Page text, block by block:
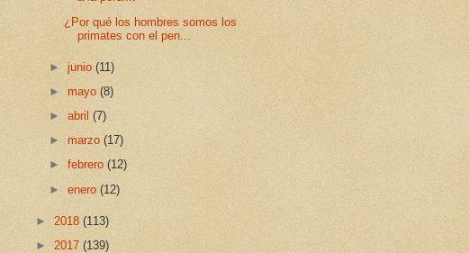
¿Por qué los hombres somos los
primates con el pen...
► junio(11)
►mayo(8)
►abril(7)
►marzo(17)
►febrero(12)
►enero(12)
► 2018 (113)
► 2017 (139)